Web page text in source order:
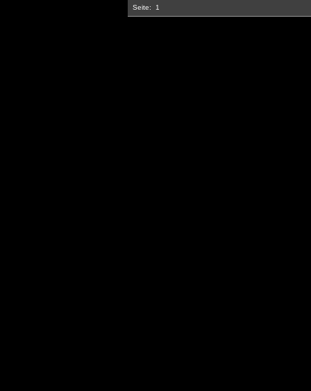
Seite: 1